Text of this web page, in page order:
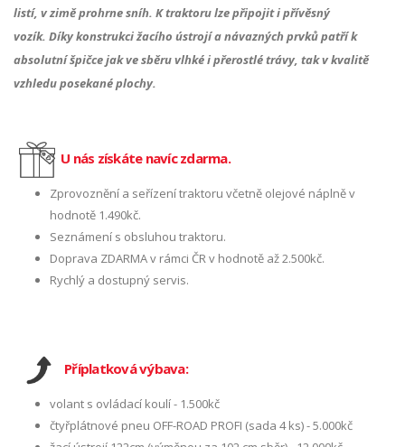
listí, v zimě prohrne sníh. K traktoru lze připojit i přívěsný
vozík. Díky konstrukci žacího ústrojí a návazných prvků patří k
absolutní špičce jak ve sběru vlhké i přerostlé trávy, tak v kvalitě
vzhledu posekané plochy.
U nás získáte navíc zdarma.
Zprovoznění a seřízení traktoru včetně olejové náplně v
hodnotě 1.490kč.
Seznámení s obsluhou traktoru.
Doprava ZDARMA v rámci ČR v hodnotě až 2.500kč.
Rychlý a dostupný servis.
Příplatková výbava:
volant s ovládací koulí - 1.500kč
čtyřplátnové pneu OFF-ROAD PROFI (sada 4 ks) - 5.000kč